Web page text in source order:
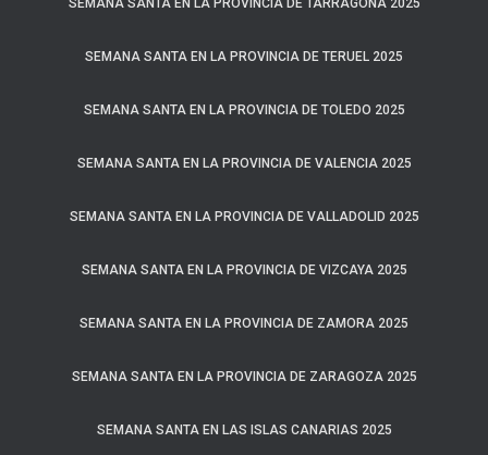
SEMANA SANTA EN LA PROVINCIA DE TARRAGONA 2025
SEMANA SANTA EN LA PROVINCIA DE TERUEL 2025
SEMANA SANTA EN LA PROVINCIA DE TOLEDO 2025
SEMANA SANTA EN LA PROVINCIA DE VALENCIA 2025
SEMANA SANTA EN LA PROVINCIA DE VALLADOLID 2025
SEMANA SANTA EN LA PROVINCIA DE VIZCAYA 2025
SEMANA SANTA EN LA PROVINCIA DE ZAMORA 2025
SEMANA SANTA EN LA PROVINCIA DE ZARAGOZA 2025
SEMANA SANTA EN LAS ISLAS CANARIAS 2025